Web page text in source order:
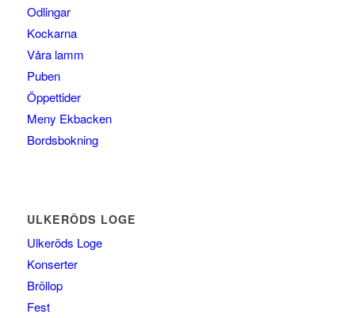
Odlingar
Kockarna
Våra lamm
Puben
Öppettider
Meny Ekbacken
Bordsbokning
ULKERÖDS LOGE
Ulkeröds Loge
Konserter
Bröllop
Fest